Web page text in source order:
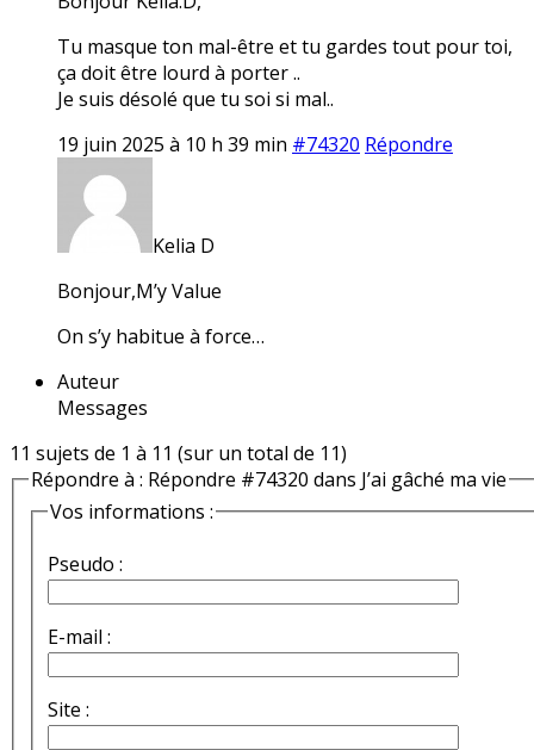
Tu masque ton mal-être et tu gardes tout pour toi,
ça doit être lourd à porter ..
Je suis désolé que tu soi si mal..
19 juin 2025 à 10 h 39 min #74320 Répondre
Kelia D
Bonjour,M’y Value
On s’y habitue à force…
Auteur
Messages
11 sujets de 1 à 11 (sur un total de 11)
Répondre à : Répondre #74320 dans J’ai gâché ma vie
Vos informations :
Pseudo :
E-mail :
Site :